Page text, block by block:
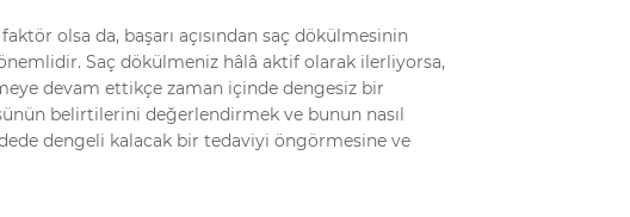
olsa da, başarı açısından saç dökülmesinin
Saç dökülmeniz hâlâ aktif olarak ilerliyorsa,
devam ettikçe zaman içinde dengesiz bir
belirtilerini değerlendirmek ve bunun nasıl
dengeli kalacak bir tedaviyi öngörmesine ve